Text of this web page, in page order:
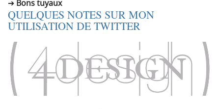
Bons tuyaux
QUELQUES NOTES SUR MON
UTILISATION DE TWITTER